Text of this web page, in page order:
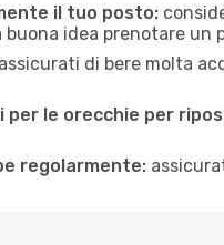
il tuo posto:
buona idea prenotare un
assicurati di bere molta
per le orecchie per
regolarmente: